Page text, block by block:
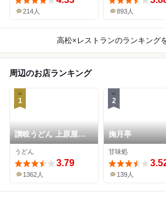
214人 893人
高松×レストランのランキング
周辺のお店ランキング
1
讃岐うどん 上原屋本
店
うどん
3.79
1362人
2
掬月亭
甘味処
139人